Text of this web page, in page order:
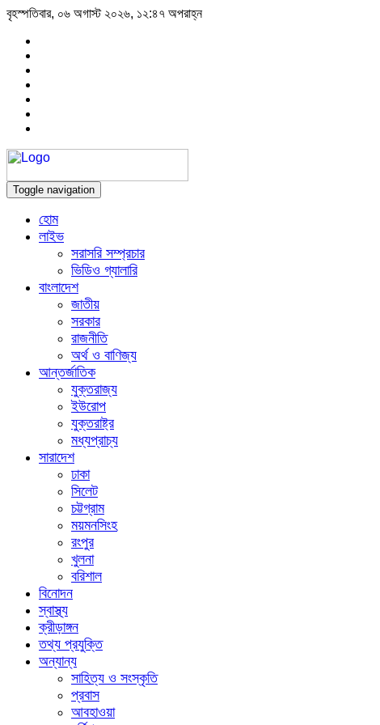
বৃহস্পতিবার, ০৬ অগাস্ট ২০২৬, ১২:৪৭ অপরাহ্ন
Toggle navigation
হোম
লাইভ
সরাসরি সম্প্রচার
ভিডিও গ্যালারি
বাংলাদেশ
জাতীয়
সরকার
রাজনীতি
অর্থ ও বাণিজ্য
আন্তর্জাতিক
যুক্তরাজ্য
ইউরোপ
যুক্তরাষ্ট্র
মধ্যপ্রাচ্য
সারাদেশ
ঢাকা
সিলেট
চট্টগ্রাম
ময়মনসিংহ
রংপুর
খুলনা
বরিশাল
বিনোদন
স্বাস্থ্য
ক্রীড়াঙ্গন
তথ্য প্রযুক্তি
অন্যান্য
সাহিত্য ও সংস্কৃতি
প্রবাস
আবহাওয়া